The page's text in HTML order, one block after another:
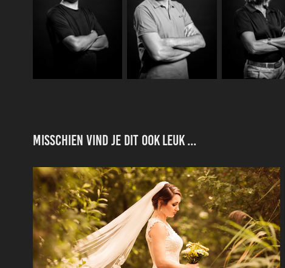
Misschien vind je dit ook leuk ...